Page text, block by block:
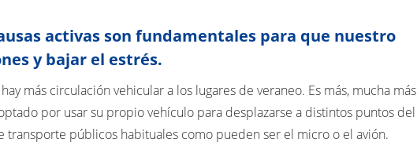
activas son fundamentales para que nuestro
y bajar el estrés.
más circulación vehicular a los lugares de veraneo. Es más, mucha más
por usar su propio vehículo para desplazarse a distintos puntos del
transporte públicos habituales como pueden ser el micro o el avión.